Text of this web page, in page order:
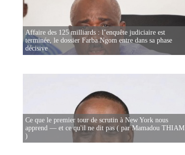
Affaire des 125 milliards : l’enquête judiciaire est
terminée, le dossier Farba Ngom entre dans sa phase
décisive
Ce que le premier tour de scrutin à New York nous
apprend — et ce qu'il ne dit pas ( par Mamadou THIAM
)